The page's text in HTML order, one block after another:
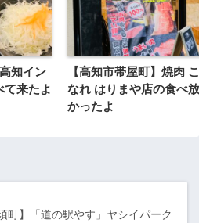
知イン
て来たよ
【高知市帯屋町】焼肉
なれ はりまや店の食べ
かったよ
町】「道の駅やす」ヤシイパーク